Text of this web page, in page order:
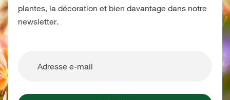
plantes, la décoration et bien davantage dans notre
newsletter.